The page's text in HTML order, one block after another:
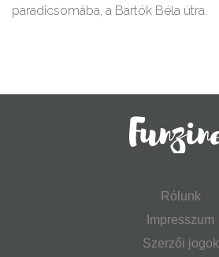
paradicsomába, a Bartók Béla útra.
Rólunk
Impresszum
Szerzői jogok